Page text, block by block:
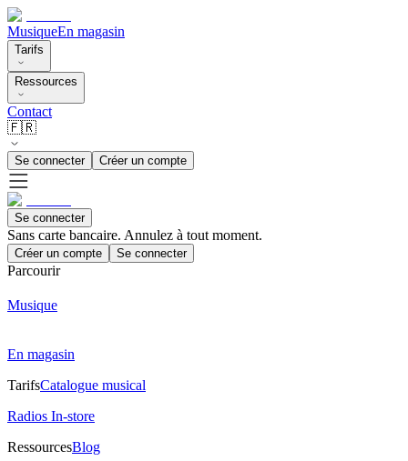
MusiqueEn magasin
Tarifs
Ressources
Contact
🇫🇷
Se connecter Créer un compte
Se connecter
Sans carte bancaire. Annulez à tout moment.
Créer un compte Se connecter
Parcourir
Musique
En magasin
TarifsCatalogue musical
Radios In-store
RessourcesBlog